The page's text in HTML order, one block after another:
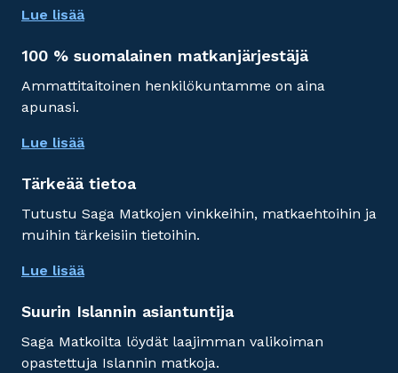
Lue lisää
100 % suomalainen matkanjärjestäjä
Ammattitaitoinen henkilökuntamme on aina
apunasi.
Lue lisää
Tärkeää tietoa
Tutustu Saga Matkojen vinkkeihin, matkaehtoihin ja
muihin tärkeisiin tietoihin.
Lue lisää
Suurin Islannin asiantuntija
Saga Matkoilta löydät laajimman valikoiman
opastettuja Islannin matkoja.